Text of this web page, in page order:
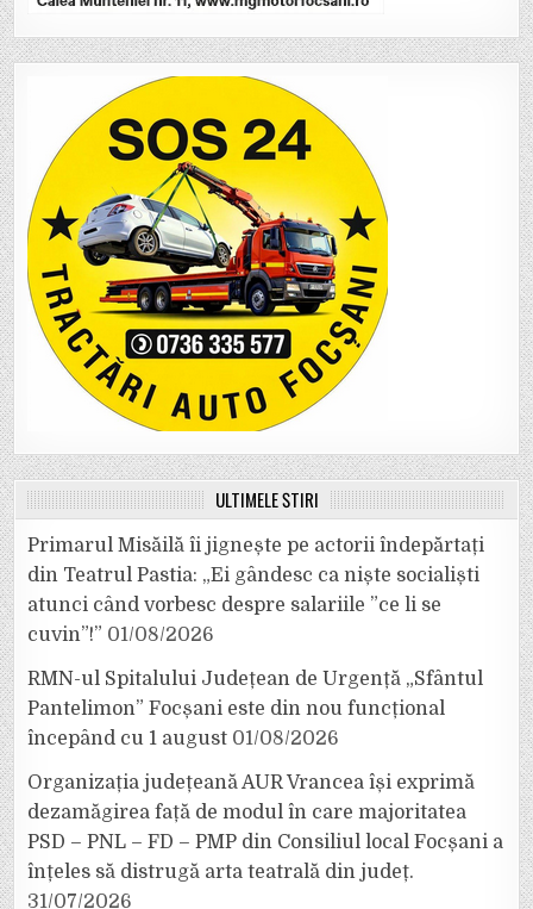
ULTIMELE ȘTIRI
Primarul Misăilă îi jignește pe actorii îndepărtați
din Teatrul Pastia: „Ei gândesc ca niște socialiști
atunci când vorbesc despre salariile ”ce li se
cuvin”!” 01/08/2026
RMN-ul Spitalului Județean de Urgență „Sfântul
Pantelimon” Focșani este din nou funcțional
începând cu 1 august 01/08/2026
Organizația județeană AUR Vrancea își exprimă
dezamăgirea față de modul în care majoritatea
PSD – PNL – FD – PMP din Consiliul local Focșani a
înțeles să distrugă arta teatrală din județ.
31/07/2026